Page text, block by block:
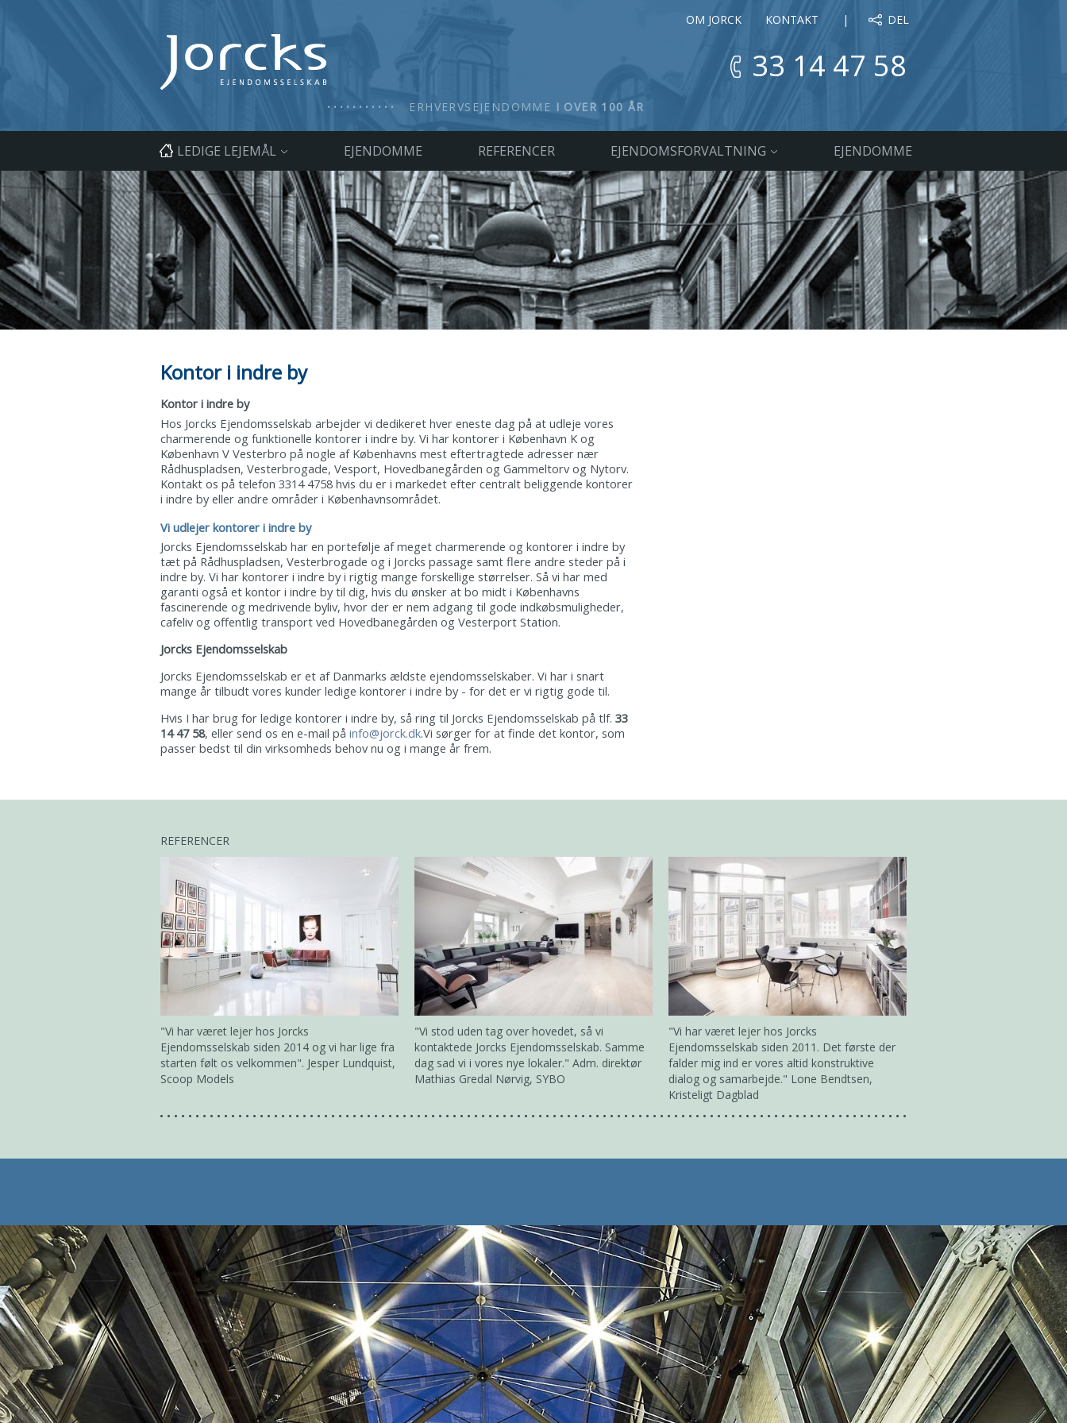
OM JORCK KONTAKT DEL
33 14 47 58
ERHVERVSEJENDOMME I OVER 100 ÅR
LEDIGE LEJEMÅL EJENDOMME REFERENCER EJENDOMSFORVALTNING EJENDOMME
Kontor i indre by
Kontor i indre by
Hos Jorcks Ejendomsselskab arbejder vi dedikeret hver eneste dag på at udleje vores
charmerende og funktionelle kontorer i indre by. Vi har kontorer i København K og
København V Vesterbro på nogle af Københavns mest eftertragtede adresser nær
Rådhuspladsen, Vesterbrogade, Vesport, Hovedbanegården og Gammeltorv og Nytorv.
Kontakt os på telefon 3314 4758 hvis du er i markedet efter centralt beliggende kontorer
i indre by eller andre områder i Københavnsområdet.
Vi udlejer kontorer i indre by
Jorcks Ejendomsselskab har en portefølje af meget charmerende og kontorer i indre by
tæt på Rådhuspladsen, Vesterbrogade og i Jorcks passage samt flere andre steder på i
indre by. Vi har kontorer i indre by i rigtig mange forskellige størrelser. Så vi har med
garanti også et kontor i indre by til dig, hvis du ønsker at bo midt i Københavns
fascinerende og medrivende byliv, hvor der er nem adgang til gode indkøbsmuligheder,
cafeliv og offentlig transport ved Hovedbanegården og Vesterport Station.
Jorcks Ejendomsselskab
Jorcks Ejendomsselskab er et af Danmarks ældste ejendomsselskaber. Vi har i snart
mange år tilbudt vores kunder ledige kontorer i indre by - for det er vi rigtig gode til.
Hvis I har brug for ledige kontorer i indre by, så ring til Jorcks Ejendomsselskab på tlf. 33
14 47 58, eller send os en e-mail på info@jorck.dk.Vi sørger for at finde det kontor, som
passer bedst til din virksomheds behov nu og i mange år frem.
REFERENCER
"Vi har været lejer hos Jorcks
Ejendomsselskab siden 2014 og vi har lige fra
starten følt os velkommen". Jesper Lundquist,
Scoop Models
"Vi stod uden tag over hovedet, så vi
kontaktede Jorcks Ejendomsselskab. Samme
dag sad vi i vores nye lokaler." Adm. direktør
Mathias Gredal Nørvig, SYBO
"Vi har været lejer hos Jorcks
Ejendomsselskab siden 2011. Det første der
falder mig ind er vores altid konstruktive
dialog og samarbejde." Lone Bendtsen,
Kristeligt Dagblad